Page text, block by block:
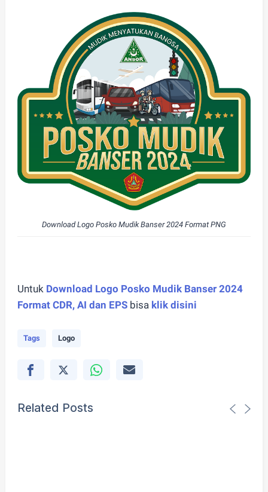
Download Logo Posko Mudik Banser 2024 Format PNG
Untuk Download Logo Posko Mudik Banser 2024
Format CDR, AI dan EPS bisa klik disini
Tags Logo
Related Posts